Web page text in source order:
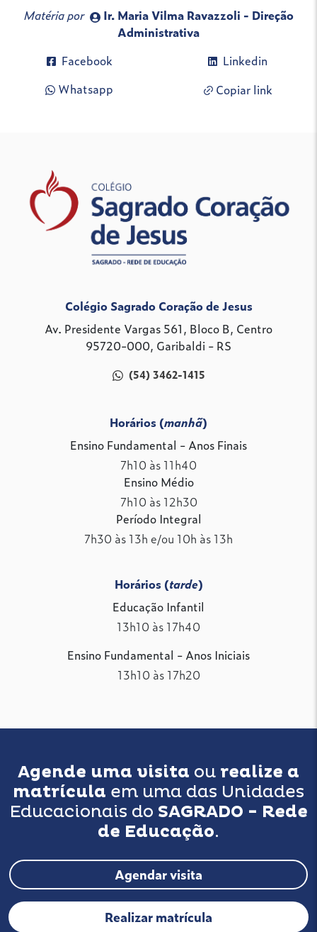
Matéria por
Ir. Maria Vilma Ravazzoli - Direção
Administrativa
Facebook
Linkedin
Whatsapp
Copiar link
Colégio Sagrado Coração de Jesus
Av. Presidente Vargas 561, Bloco B, Centro
95720-000, Garibaldi - RS
(54) 3462-1415
Horários (manhã)
Ensino Fundamental - Anos Finais
7h10 às 11h40
Ensino Médio
7h10 às 12h30
Período Integral
7h30 às 13h e/ou 10h às 13h
Horários (tarde)
Educação Infantil
13h10 às 17h40
Ensino Fundamental - Anos Iniciais
13h10 às 17h20
Agende uma visita ou realize a
matrícula em uma das Unidades
Educacionais do SAGRADO - Rede
de Educação.
Agendar visita
Realizar matrícula